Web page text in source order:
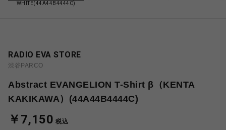
WHITE(44A44B4444C)
RADIO EVA STORE
渋谷PARCO
Abstract EVANGELION T-Shirt β（KENTA
KAKIKAWA）(44A44B4444C)
￥7,150 税込